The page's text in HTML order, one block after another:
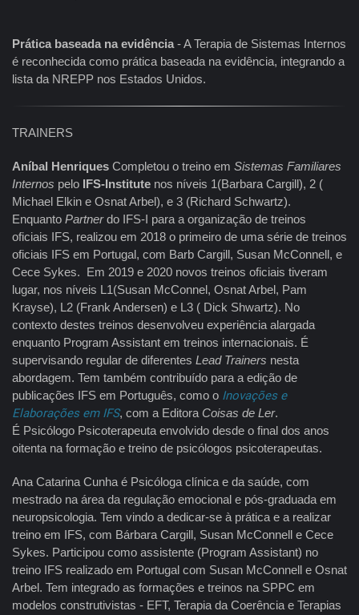
Prática baseada na evidência - A Terapia de Sistemas Internos
é reconhecida como prática baseada na evidência, integrando a
lista da NREPP nos Estados Unidos.
TRAINERS
Aníbal Henriques Completou o treino em Sistemas Familiares
Internos pelo IFS-Institute nos níveis 1(Barbara Cargill), 2 (
Michael Elkin e Osnat Arbel), e 3 (Richard Schwartz).
Enquanto Partnerdo IFS-I para a organização de treinos
oficiais IFS, realizou em 2018 o primeiro de uma série de treinos
oficiais IFS em Portugal, com Barb Cargill, Susan McConnell, e
Cece Sykes. Em 2019 e 2020 novos treinos oficiais tiveram
lugar, nos níveis L1(Susan McConnel, Osnat Arbel, Pam
Krayse), L2 (Frank Andersen) e L3 ( Dick Shwartz). No
contexto destes treinos desenvolveu experiência alargada
enquanto Program Assistant em treinos internacionais. É
supervisando regular de diferentes Lead Trainers nesta
abordagem. Tem também contribuído para a edição de
publicações IFS em Português, como o Inovações e
Elaborações em IFS, com a Editora Coisas de Ler.
É Psicólogo Psicoterapeuta envolvido desde o final dos anos
oitenta na formação e treino de psicólogos psicoterapeutas.
Ana Catarina Cunha é Psicóloga clínica e da saúde, com
mestrado na área da regulação emocional e pós-graduada em
neuropsicologia. Tem vindo a dedicar-se à prática e a realizar
treino em IFS, com Bárbara Cargill, Susan McConnell e Cece
Sykes. Participou como assistente (Program Assistant) no
treino IFS realizado em Portugal com Susan McConnell e Osnat
Arbel. Tem integrado as formações e treinos na SPPC em
modelos construtivistas - EFT, Terapia da Coerência e Terapias